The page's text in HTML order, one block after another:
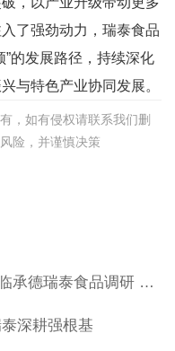
了强劲动力，瑞泰食品
的发展路径，持续深化
与特色产业协同发展。
，如有侵权请联系我们删
险，并谨慎决策
市政协主席吴青海莅临承德瑞泰食品调研 助力山楂产业高质量发展
深耕强根基